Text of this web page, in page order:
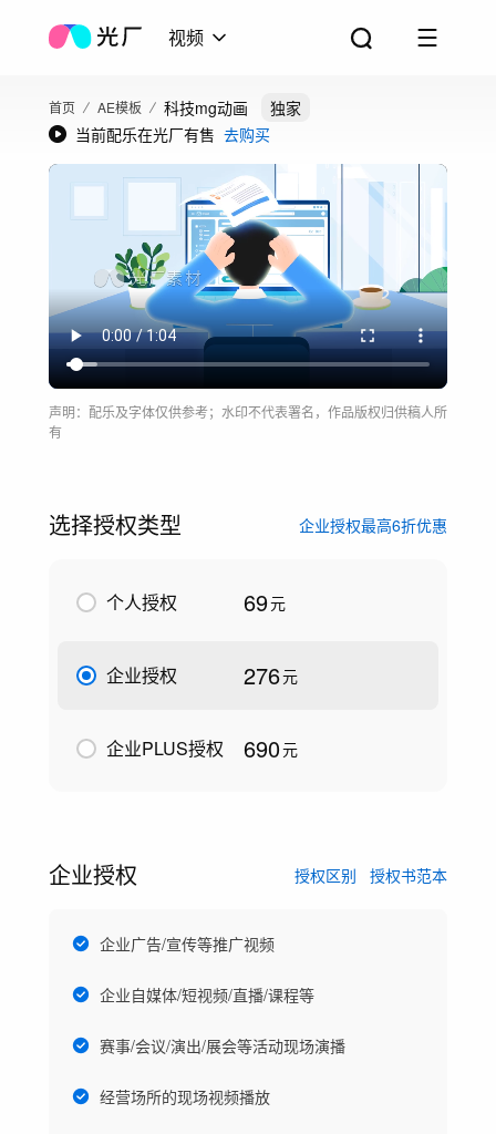
视频
首页 AE模板 科技mg动画
独家
当前配乐在光厂有售 去购买
声明：配乐及字体仅供参考；水印不代表署名，作品版权归供稿人所
有
选择授权类型 企业授权最高6折优惠
个人授权 69元
企业授权 276元
企业PLUS授权 690元
企业授权 授权区别 授权书范本
企业广告/宣传等推广视频
企业自媒体/短视频/直播/课程等
赛事/会议/演出/展会等活动现场演播
经营场所的现场视频播放